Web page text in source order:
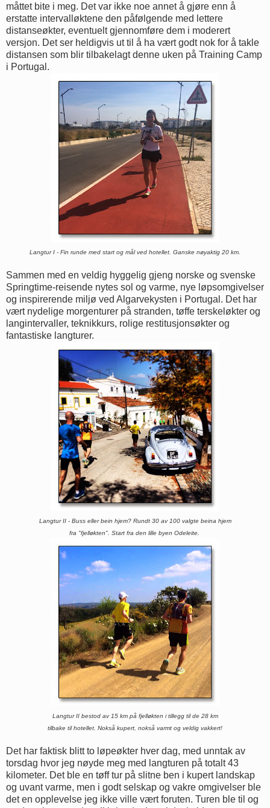
måttet bite i meg. Det var ikke noe annet å gjøre enn å
erstatte intervalløktene den påfølgende med lettere
distanseøkter, eventuelt gjennomføre dem i moderert
versjon. Det ser heldigvis ut til å ha vært godt nok for å takle
distansen som blir tilbakelagt denne uken på Training Camp
i Portugal.
Langtur I - Fin runde med start og mål ved hotellet. Ganske nøyaktig 20 km.
Sammen med en veldig hyggelig gjeng norske og svenske
Springtime-reisende nytes sol og varme, nye løpsomgivelser
og inspirerende miljø ved Algarvekysten i Portugal. Det har
vært nydelige morgenturer på stranden, tøffe terskeløkter og
langintervaller, teknikkurs, rolige restitusjonsøkter og
fantastiske langturer.
Langtur II - Buss eller bein hjem? Rundt 30 av 100 valgte beina hjem
fra "fjelløkten". Start fra den lille byen Odeleite.
Langtur II bestod av 15 km på fjelløkten i tillegg til de 28 km
tilbake til hotellet. Nokså kupert, nokså varmt og veldig vakkert!
Det har faktisk blitt to løpeøkter hver dag, med unntak av
torsdag hvor jeg nøyde meg med langturen på totalt 43
kilometer. Det ble en tøff tur på slitne ben i kupert landskap
og uvant varme, men i godt selskap og vakre omgivelser ble
det en opplevelse jeg ikke ville vært foruten. Turen ble til og